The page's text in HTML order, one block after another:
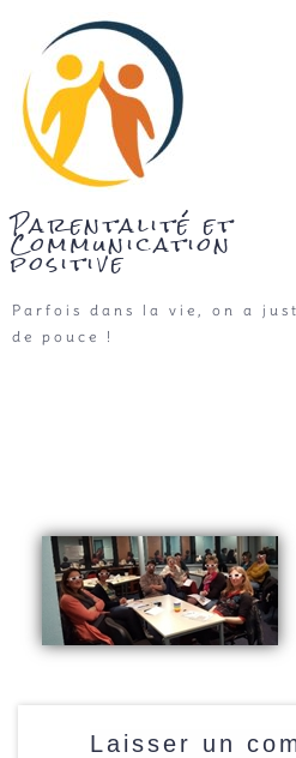
Parentalité et
Communication
positive
Parfois dans la vie, on a
de pouce !
Laisser un